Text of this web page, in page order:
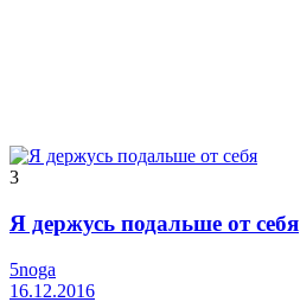
3
Я держусь подальше от себя
5noga
16.12.2016